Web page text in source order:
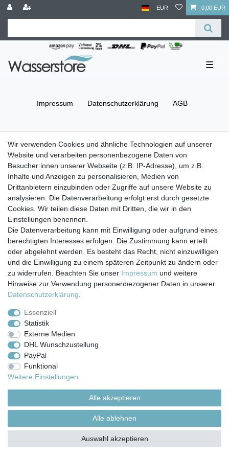
EUR 0,00 EUR
☰
Impressum Daten­schutz­erklärung AGB
Vertrag widerrufen Kontakt
Versand- & Zahlungsbedingungen
© Copyright 2026 | Alle Rechte vorbehalten.
Wir verwenden Cookies und ähnliche Technologien auf unserer
Website und verarbeiten personenbezogene Daten von
Besucher:innen unserer Webseite (z.B. IP-Adresse), um z.B.
Inhalte und Anzeigen zu personalisieren, Medien von
Drittanbietern einzubinden oder Zugriffe auf unsere Website zu
analysieren. Die Datenverarbeitung erfolgt erst durch gesetzte
Cookies. Wir teilen diese Daten mit Dritten, die wir in den
Einstellungen benennen.
Die Datenverarbeitung kann mit Einwilligung oder aufgrund eines
berechtigten Interesses erfolgen. Die Zustimmung kann erteilt
oder abgelehnt werden. Es besteht das Recht, nicht einzuwilligen
und die Einwilligung zu einem späteren Zeitpunkt zu ändern oder
zu widerrufen. Beachten Sie unser Impressum und weitere
Hinweise zur Verwendung personenbezogener Daten in unserer
Daten­schutz­erklärung
Essenziell
Statistik
Externe Medien
DHL Wunschzustellung
PayPal
Funktional
Weitere Einstellungen
Alle akzeptieren
Alle ablehnen
Auswahl akzeptieren